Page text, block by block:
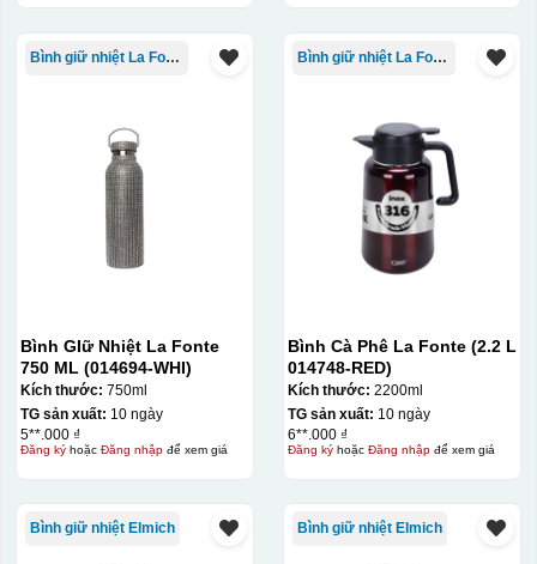
Bình giữ nhiệt La Fonte
Bình GIữ Nhiệt La Fonte
750 ML (014694-WHI)
Kích thước: 750ml
TG sản xuất: 10 ngày
5**.000 ₫
Đăng kýhoặc Đăng nhậpđể xem giá
Bình giữ nhiệt La Fonte
Bình Cà Phê La Fonte (2.2 L
014748-RED)
Kích thước: 2200ml
TG sản xuất: 10 ngày
6**.000 ₫
Đăng kýhoặc Đăng nhậpđể xem giá
Bình giữ nhiệt Elmich Bình giữ nhiệt Elmich